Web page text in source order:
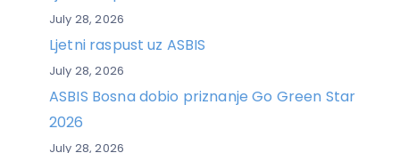
July 28, 2026
Ljetni raspust uz ASBIS
July 28, 2026
ASBIS Bosna dobio priznanje Go Green Star
2026
July 28, 2026